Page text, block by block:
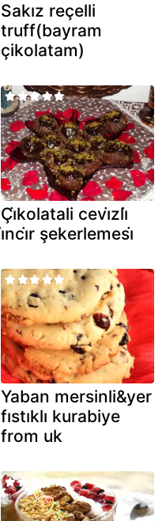
Sakız reçelli
truff(bayram
çikolatam)
Çi̇kolatali cevi̇zli̇
i̇nci̇r şekerlemesi̇
Yaban mersinli&yer
fıstıklı kurabiye
from uk